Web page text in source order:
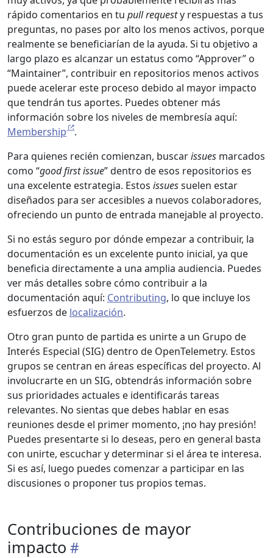
rápido comentarios en tu pull requesty respuestas a tus
preguntas, no pases por alto los menos activos, porque
realmente se beneficiarían de la ayuda. Si tu objetivo a
largo plazo es alcanzar un estatus como “Approver” o
“Maintainer”, contribuir en repositorios menos activos
puede acelerar este proceso debido al mayor impacto
que tendrán tus aportes. Puedes obtener más
información sobre los niveles de membresía aquí:
Membership
.
Para quienes recién comienzan, buscarissues marcados
como “good first issue” dentro de esos repositorios es
una excelente estrategia. Estos issuessuelen estar
diseñados para ser accesibles a nuevos colaboradores,
ofreciendo un punto de entrada manejable al proyecto.
Si no estás seguro por dónde empezar a contribuir, la
documentación es un excelente punto inicial, ya que
beneficia directamente a una amplia audiencia. Puedes
ver más detalles sobre cómo contribuir a la
documentación aquí: Contributing, lo que incluye los
esfuerzos de localización.
Otro gran punto de partida es unirte a un Grupo de
Interés Especial (SIG) dentro de OpenTelemetry. Estos
grupos se centran en áreas específicas del proyecto. Al
involucrarte en un SIG, obtendrás información sobre
sus prioridades actuales e identificarás tareas
relevantes. No sientas que debes hablar en esas
reuniones desde el primer momento, ¡no hay presión!
Puedes presentarte si lo deseas, pero en general basta
con unirte, escuchar y determinar si el área te interesa.
Si es así, luego puedes comenzar a participar en las
discusiones o proponer tus propios temas.
Contribuciones de mayor
impacto